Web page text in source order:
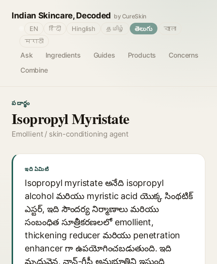
Indian Skincare, Decoded by CureSkin
Ask Ingredients Guides Products
Concerns
Combine
EN हिंदी Hinglish தமிழ் తెలుగు
বাংলা
मराठी
పదార్థం
Isopropyl Myristate
Emollient / skin-conditioning agent
ఇది ఏమిటి
Isopropyl myristate అనేది isopropyl
alcohol మరియు myristic acid యొక్క సింథటిక్
ఎస్టర్, ఇది సౌందర్య నిర్మాణాలు మరియు
సంబంధిత సూత్రీకరణలలో emollient,
thickening reducer మరియు penetration
enhancer గా ఉపయోగించబడుతుంది. ఇది
మృదువైన, నాన్-గ్రీసీ అనుభూతిని ఇస్తుంది